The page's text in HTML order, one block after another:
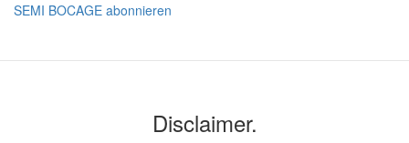
SEMI BOCAGE abonnieren
Disclaimer.